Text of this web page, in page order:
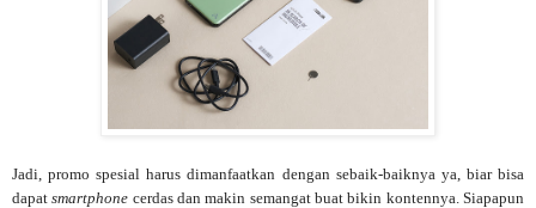
Jadi, promo spesial harus dimanfaatkan dengan sebaik-baiknya ya, biar bisa
dapatsmartphone cerdas dan makin semangat buat bikin kontennya. Siapapun